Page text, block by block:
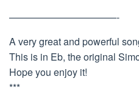
———————————-
A very great and powerful
This is in Eb, the original
Hope you enjoy it!
***